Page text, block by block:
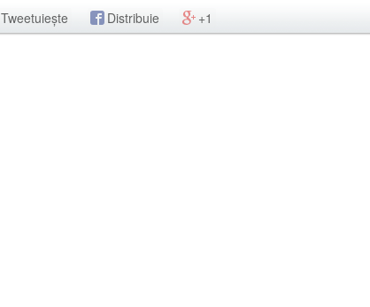
Tweetuiește Distribuie +1